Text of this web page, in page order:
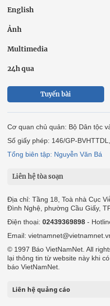
English
Ảnh
Multimedia
24h qua
Tuyến bài
Cơ quan chủ quản: Bộ Dân tộc
Số giấy phép: 146/GP-
Tổng biên tập: Nguyễn Văn Bá
Liên hệ tòa soạn
Địa chỉ: Tầng 18, Toà nhà Cục
Đình Nghệ, phường Cầu Giấy,
Điện thoại: 02439369898 -
Email:
© 1997 Báo VietNamNet. All
lại thông tin từ website này khi
báo VietNamNet.
Liên hệ quảng cáo